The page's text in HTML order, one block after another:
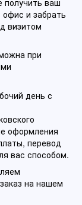
и забрать
визитом
при
день с
оформления
перевод
вас способом.
на нашем